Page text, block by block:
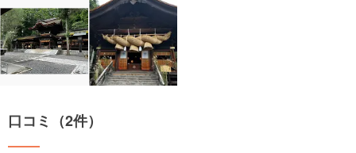
口コミ（2件）